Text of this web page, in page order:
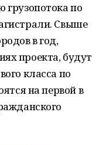
грузопотока по
Свыше
в год,
проекта, будут
класса по
на первой в